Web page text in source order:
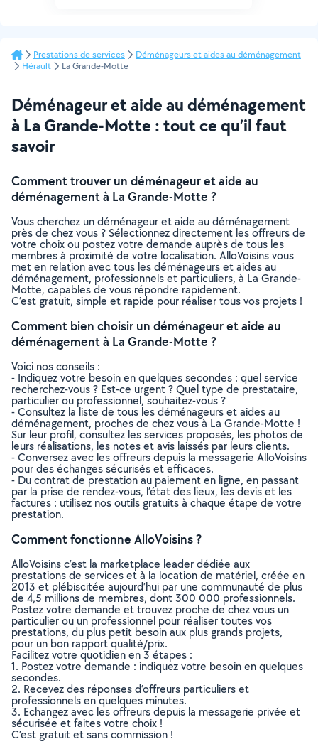
Prestations de services
Déménageurs et aides au déménagement
Hérault
La Grande-Motte
Déménageur et aide au déménagement
à La Grande-Motte : tout ce qu’il faut
savoir
Comment trouver un déménageur et aide au
déménagement à La Grande-Motte ?
Vous cherchez un déménageur et aide au déménagement
près de chez vous ? Sélectionnez directement les offreurs de
votre choix ou postez votre demande auprès de tous les
membres à proximité de votre localisation. AlloVoisins vous
met en relation avec tous les déménageurs et aides au
déménagement, professionnels et particuliers, à La Grande-
Motte, capables de vous répondre rapidement.
C’est gratuit, simple et rapide pour réaliser tous vos projets !
Comment bien choisir un déménageur et aide au
déménagement à La Grande-Motte ?
Voici nos conseils :
- Indiquez votre besoin en quelques secondes : quel service
recherchez-vous ? Est-ce urgent ? Quel type de prestataire,
particulier ou professionnel, souhaitez-vous ?
- Consultez la liste de tous les déménageurs et aides au
déménagement, proches de chez vous à La Grande-Motte !
Sur leur profil, consultez les services proposés, les photos de
leurs réalisations, les notes et avis laissés par leurs clients.
- Conversez avec les offreurs depuis la messagerie AlloVoisins
pour des échanges sécurisés et efficaces.
- Du contrat de prestation au paiement en ligne, en passant
par la prise de rendez-vous, l’état des lieux, les devis et les
factures : utilisez nos outils gratuits à chaque étape de votre
prestation.
Comment fonctionne AlloVoisins ?
AlloVoisins c’est la marketplace leader dédiée aux
prestations de services et à la location de matériel, créée en
2013 et plébiscitée aujourd’hui par une communauté de plus
de 4,5 millions de membres, dont 300 000 professionnels.
Postez votre demande et trouvez proche de chez vous un
particulier ou un professionnel pour réaliser toutes vos
prestations, du plus petit besoin aux plus grands projets,
pour un bon rapport qualité/prix.
Facilitez votre quotidien en 3 étapes :
1. Postez votre demande : indiquez votre besoin en quelques
secondes.
2. Recevez des réponses d’offreurs particuliers et
professionnels en quelques minutes.
3. Echangez avec les offreurs depuis la messagerie privée et
sécurisée et faites votre choix !
C’est gratuit et sans commission !